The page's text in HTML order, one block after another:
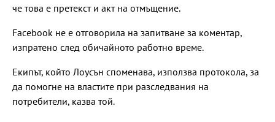
че това е претекст и акт на отмъщение.
Facebook не е отговорила на запитване за коментар,
изпратено след обичайното работно време.
Екипът, който Лоусън споменава, използва протокола, за
да помогне на властите при разследвания на
потребители, казва той.